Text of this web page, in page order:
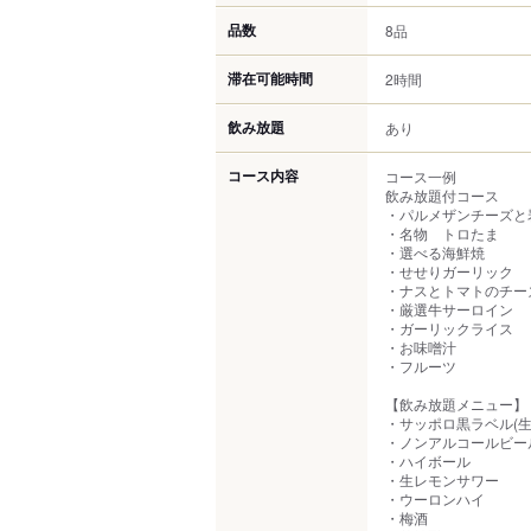
品数 8品
滞在可能時間 2時間
飲み放題 あり
コース内容
コース一例
飲み放題付コース
・パルメザンチーズ
・名物 トロたま
・選べる海鮮焼
・せせりガーリック
・ナスとトマトのチ
・厳選牛サーロイン
・ガーリックライス
・お味噌汁
・フルーツ
【飲み放題メニュー】
・サッポロ黒ラベル(生
・ノンアルコールビ
・ハイボール
・生レモンサワー
・ウーロンハイ
・梅酒